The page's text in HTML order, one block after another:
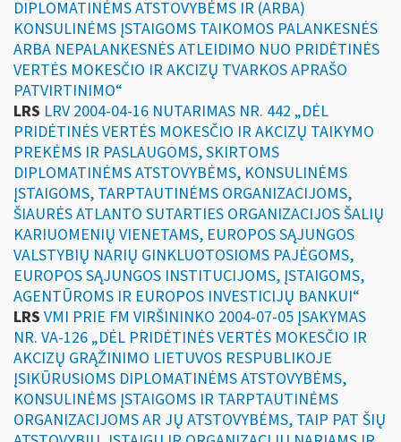
DIPLOMATINĖMS ATSTOVYBĖMS IR (ARBA)
KONSULINĖMS ĮSTAIGOMS TAIKOMOS PALANKESNĖS
ARBA NEPALANKESNĖS ATLEIDIMO NUO PRIDĖTINĖS
VERTĖS MOKESČIO IR AKCIZŲ TVARKOS APRAŠO
PATVIRTINIMO“
LRS LRV 2004-04-16 NUTARIMAS NR. 442 „DĖL
PRIDĖTINĖS VERTĖS MOKESČIO IR AKCIZŲ TAIKYMO
PREKĖMS IR PASLAUGOMS, SKIRTOMS
DIPLOMATINĖMS ATSTOVYBĖMS, KONSULINĖMS
ĮSTAIGOMS, TARPTAUTINĖMS ORGANIZACIJOMS,
ŠIAURĖS ATLANTO SUTARTIES ORGANIZACIJOS ŠALIŲ
KARIUOMENIŲ VIENETAMS, EUROPOS SĄJUNGOS
VALSTYBIŲ NARIŲ GINKLUOTOSIOMS PAJĖGOMS,
EUROPOS SĄJUNGOS INSTITUCIJOMS, ĮSTAIGOMS,
AGENTŪROMS IR EUROPOS INVESTICIJŲ BANKUI“
LRS VMI PRIE FM VIRŠININKO 2004-07-05 ĮSAKYMAS
NR. VA-126 „DĖL PRIDĖTINĖS VERTĖS MOKESČIO IR
AKCIZŲ GRĄŽINIMO LIETUVOS RESPUBLIKOJE
ĮSIKŪRUSIOMS DIPLOMATINĖMS ATSTOVYBĖMS,
KONSULINĖMS ĮSTAIGOMS IR TARPTAUTINĖMS
ORGANIZACIJOMS AR JŲ ATSTOVYBĖMS, TAIP PAT ŠIŲ